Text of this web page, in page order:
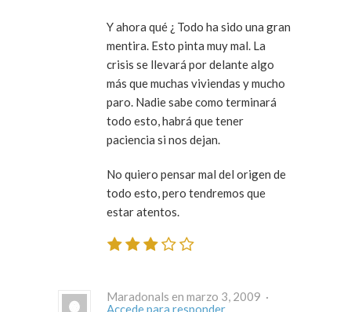
Y ahora qué ¿ Todo ha sido una gran
mentira. Esto pinta muy mal. La
crisis se llevará por delante algo
más que muchas viviendas y mucho
paro. Nadie sabe como terminará
todo esto, habrá que tener
paciencia si nos dejan.
No quiero pensar mal del origen de
todo esto, pero tendremos que
estar atentos.
Maradonals en marzo 3, 2009 ·
Accede para responder